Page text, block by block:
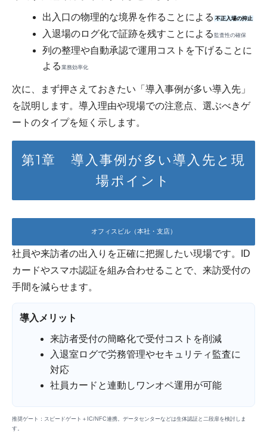
出入口の物理的な境界を作ることによる 不正入場の抑止
入退場のログ化で証跡を残すことによる 監査性の確保
列の整理や自動承認で運用コストを下げることに
よる 業務効率化
次に、まず押さえておきたい「導入事例が多い導入先」
を説明します。導入理由や現場での注意点、選ぶべきゲ
ートのタイプを短く示します。
第1章 導入事例が多い導入先と現
場ポイント
オフィスビル（本社・支店）
社員や来訪者の出入りを正確に把握したい現場です。ID
カードやスマホ認証を組み合わせることで、来訪受付の
手間を減らせます。
導入メリット
来訪者受付の簡略化で受付コストを削減
入退室ログで労務管理やセキュリティ監査に
対応
社員カードと連動しワンオペ運用が可能
推奨ゲート：スピードゲート＋IC/NFC連携。データセンターなどは生体認証と二段扉を検討しま
す。